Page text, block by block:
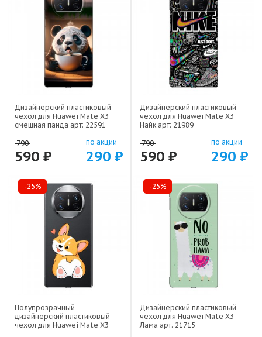
Дизайнерский пластиковый
чехол для Huawei Mate X3
смешная панда арт: 22591
790
590 ₽
по акции
290 ₽
Дизайнерский пластиковый
чехол для Huawei Mate X3
Найк арт: 21989
790
590 ₽
по акции
290 ₽
-25%
Полупрозрачный
дизайнерский пластиковый
чехол для Huawei Mate X3
-25%
Дизайнерский пластиковый
чехол для Huawei Mate X3
Лама арт: 21715